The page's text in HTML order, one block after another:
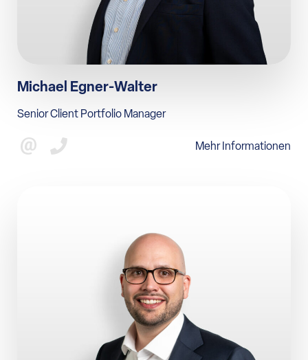
Michael Egner-Walter
Senior Client Portfolio Manager
Mehr Informationen